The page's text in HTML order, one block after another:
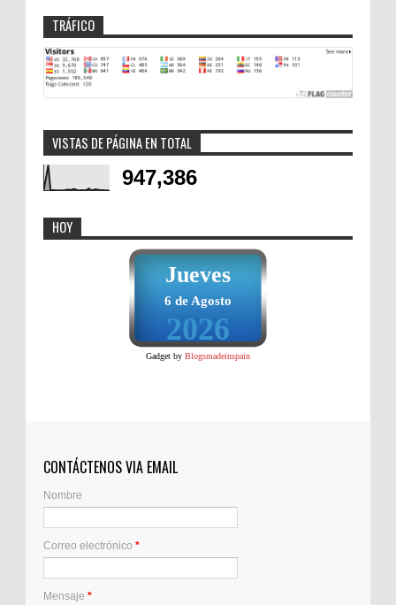
TRÁFICO
VISTAS DE PÁGINA EN TOTAL
947,386
HOY
Jueves
6 de Agosto
2026
Gadget by Blogsmadeinspain
CONTÁCTENOS VIA EMAIL
Nombre
Correo electrónico *
Mensaje *